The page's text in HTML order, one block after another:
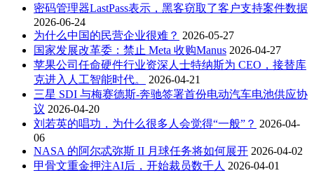
密码管理器LastPass表示，黑客窃取了客户支持案件数据
2026-06-24
为什么中国的民营企业很难？ 2026-05-27
国家发展改革委：禁止 Meta 收购Manus 2026-04-27
苹果公司任命硬件行业资深人士特纳斯为 CEO，接替库
克进入人工智能时代。
2026-04-21
三星 SDI 与梅赛德斯-奔驰签署首份电动汽车电池供应协
议 2026-04-20
刘若英的唱功，为什么很多人会觉得“一般”？ 2026-04-
06
NASA 的阿尔忒弥斯 II 月球任务将如何展开 2026-04-02
甲骨文重金押注AI后，开始裁员数千人 2026-04-01